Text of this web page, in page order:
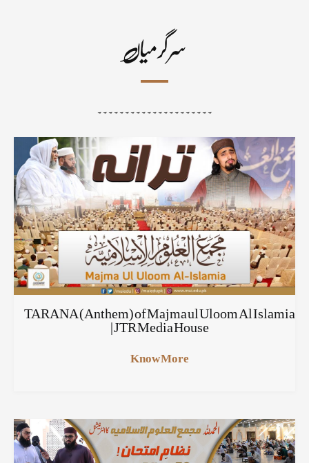
سرگرمیاں
۔۔۔۔۔۔۔۔۔۔۔۔۔۔۔۔۔۔۔۔۔
TARANA (Anthem) of Majma ul Uloom Al Islamia
| JTR Media House
Know More